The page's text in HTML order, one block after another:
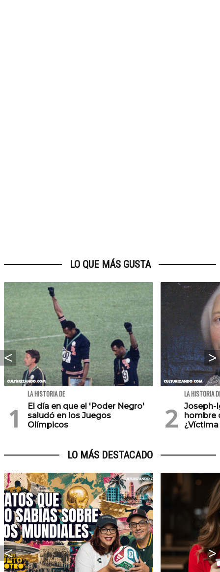
LO QUE MÁS GUSTA
LA HISTORIA DE
El día en que el 'Poder Negro'
saludó en los Juegos
Olímpicos
LA HISTORIA
Joseph-
hombre
LO MÁS DESTACADO